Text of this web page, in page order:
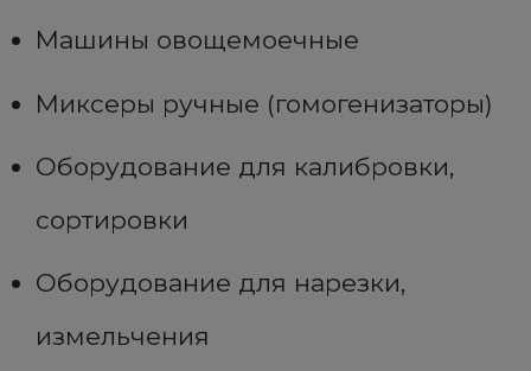
Машины овощемоечные
Миксеры ручные (гомогенизаторы)
Оборудование для калибровки,
сортировки
Оборудование для нарезки,
измельчения